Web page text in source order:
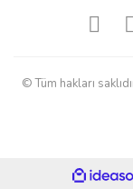
© Tüm hakları